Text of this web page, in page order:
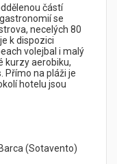
částí
se
necelých 80
k dispozici
volejbal i malý
kurzy aerobiku,
Přímo na pláži je
hotelu jsou
(Sotavento)